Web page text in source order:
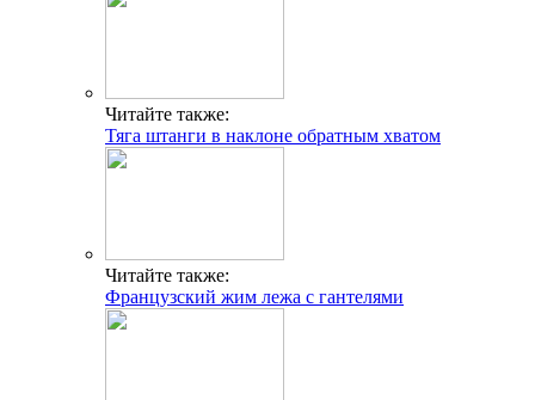
Читайте также:
Тяга штанги в наклоне обратным хватом
Читайте также:
Французский жим лежа с гантелями
СВЯЗАТЬСЯ C НАМИ
Г. МОСКВА, М. КРЫЛАТСКОЕ,
УЛ. КРЫЛАТСКАЯ
INFO@CG-SPORT.RU